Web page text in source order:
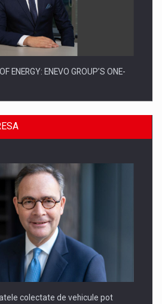
ENERGY: ENEVO GROUP’S ONE-
TO DELIVER TECHNOLOGY FOR
colectate de vehicule pot